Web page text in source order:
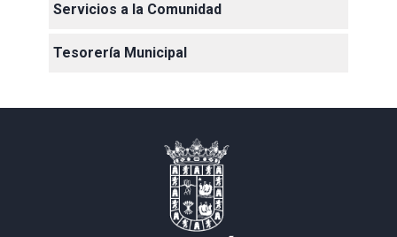
Servicios a la Comunidad
Tesorería Municipal